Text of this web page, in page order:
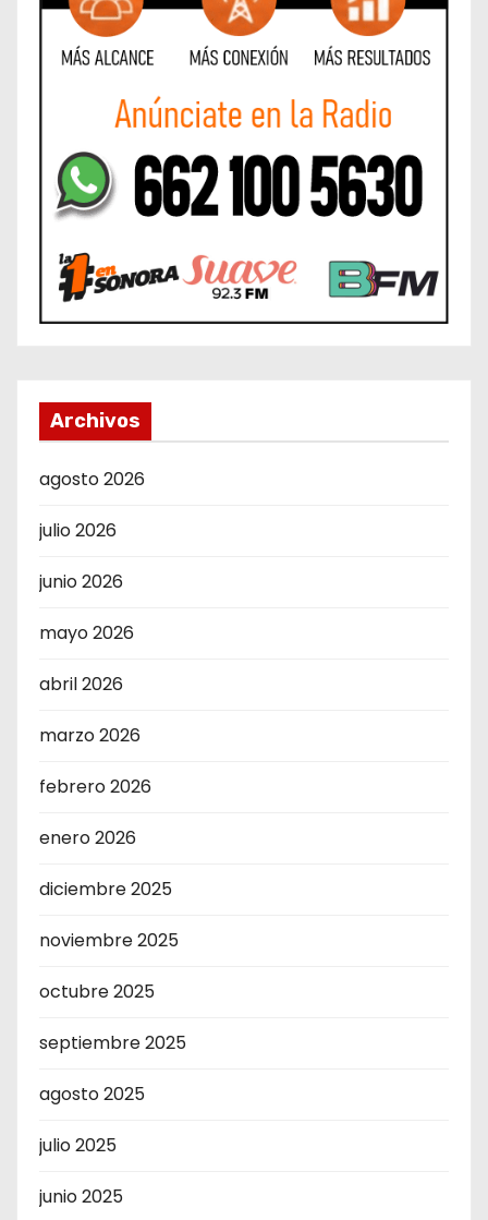
Archivos
agosto 2026
julio 2026
junio 2026
mayo 2026
abril 2026
marzo 2026
febrero 2026
enero 2026
diciembre 2025
noviembre 2025
octubre 2025
septiembre 2025
agosto 2025
julio 2025
junio 2025